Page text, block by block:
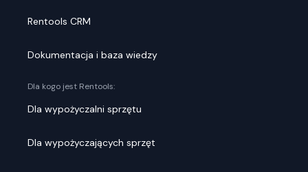
Rentools CRM
Dokumentacja i baza wiedzy
Dla kogo jest Rentools:
Dla wypożyczalni sprzętu
Dla wypożyczających sprzęt